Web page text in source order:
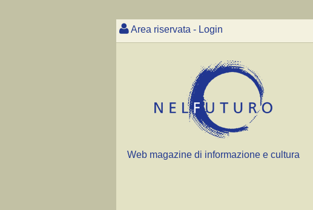
Area riservata - Login
Web magazine di informazione e cultura